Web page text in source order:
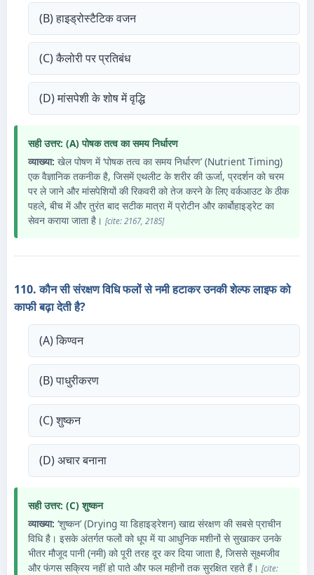
(B) हाइड्रोस्टैटिक वजन
(C) कैलोरी पर प्रतिबंध
(D) मांसपेशी के शोष में वृद्धि
सही उत्तर: (A) पोषक तत्व का समय निर्धारण
व्याख्या: खेल पोषण में ‘पोषक तत्व का समय निर्धारण’ (Nutrient Timing)
एक वैज्ञानिक तकनीक है, जिसमें एथलीट के शरीर की ऊर्जा, प्रदर्शन को चरम
पर ले जाने और मांसपेशियों की रिकवरी को तेज करने के लिए वर्कआउट के ठीक
पहले, बीच में और तुरंत बाद सटीक मात्रा में प्रोटीन और कार्बोहाइड्रेट का
सेवन कराया जाता है। [cite: 2167, 2185]
110. कौन सी संरक्षण विधि फलों से नमी हटाकर उनकी शेल्फ लाइफ को
काफी बढ़ा देती है?
(A) किण्वन
(B) पाधुरीकरण
(C) शुष्कन
(D) अचार बनाना
सही उत्तर: (C) शुष्कन
व्याख्या: ‘शुष्कन’ (Drying या डिहाइड्रेशन) खाद्य संरक्षण की सबसे प्राचीन
विधि है। इसके अंतर्गत फलों को धूप में या आधुनिक मशीनों से सुखाकर उनके
भीतर मौजूद पानी (नमी) को पूरी तरह दूर कर दिया जाता है, जिससे सूक्ष्मजीव
और फंगस सक्रिय नहीं हो पाते और फल महीनों तक सुरक्षित रहते हैं। [cite: